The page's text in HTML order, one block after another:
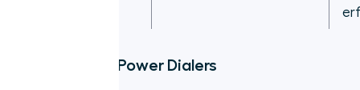
Nachteile des Power Dialers